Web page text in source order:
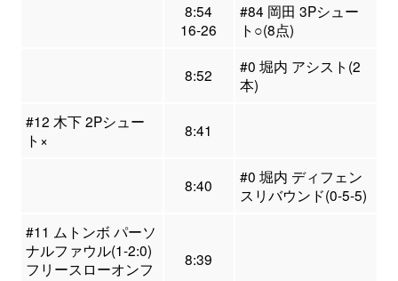
8:54
16-26
#84 岡田 3Pシュー
ト○(8点)
8:52
#0 堀内 アシスト(2
本)
#12 木下 2Pシュー
ト×
8:41
8:40
#0 堀内 ディフェン
スリバウンド(0-5-5)
#11 ムトンボ パーソ
ナルファウル(1-2:0)
フリースローオンフ
8:39